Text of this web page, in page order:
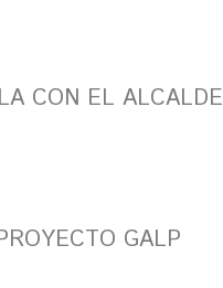
CON EL ALCALDE
GALP